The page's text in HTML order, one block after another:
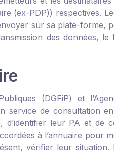
(ex-PDP)) respectives.
sur sa plate-forme,
des données, le
(DGFiP) et
service de consultation
leur PA et de
à l’annuaire pour
vérifier leur